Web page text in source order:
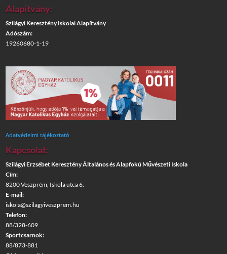
Alapítvány:
Szilágyi Keresztény Iskolai Alapítvány
Adószám:
19260680-1-19
Adatvédelmi tájékoztató
Kapcsolat:
Szilágyi Erzsébet Keresztény Általános és Alapfokú Művészeti Iskola
Cím:
8200 Veszprém, Iskola utca 6.
E-mail:
iskola@szilagyiveszprem.hu
Telefon:
88/328-609
Sportcsarnok:
88/873-881